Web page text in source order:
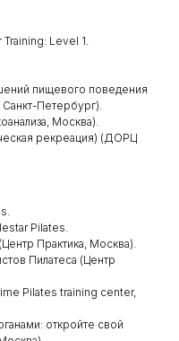
Training: Level 1.
пищевого поведения
Петербург).
Москва).
рекреация) (ДОРЦ
Pilates.
Практика, Москва).
Пилатеса (Центр
Pilates training center,
откройте свой